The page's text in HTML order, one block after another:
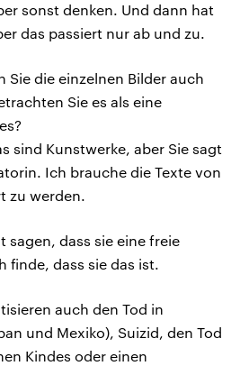
sonst denken. Und dann hat
das passiert nur ab und zu.
Sie die einzelnen Bilder auch
Sie es als eine
sind Kunstwerke, aber Sie sagt
Ich brauche die Texte von
zu werden.
sagen, dass sie eine freie
finde, dass sie das ist.
auch den Tod in
und Mexiko), Suizid, den Tod
Kindes oder einen